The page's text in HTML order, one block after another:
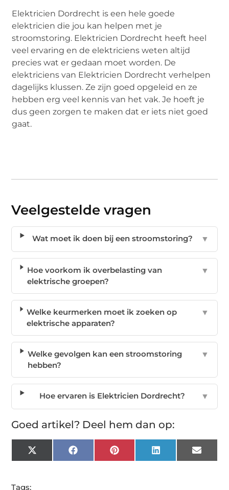
Elektricien Dordrecht is een hele goede
elektricien die jou kan helpen met je
stroomstoring. Elektricien Dordrecht heeft heel
veel ervaring en de elektriciens weten altijd
precies wat er gedaan moet worden. De
elektriciens van Elektricien Dordrecht verhelpen
dagelijks klussen. Ze zijn goed opgeleid en ze
hebben erg veel kennis van het vak. Je hoeft je
dus geen zorgen te maken dat er iets niet goed
gaat.
Veelgestelde vragen
Wat moet ik doen bij een stroomstoring? ▼
Hoe voorkom ik overbelasting van
elektrische groepen?
▼
Welke keurmerken moet ik zoeken op
elektrische apparaten?
▼
Welke gevolgen kan een stroomstoring
hebben?
▼
Hoe ervaren is Elektricien Dordrecht? ▼
Goed artikel? Deel hem dan op:
X
(Twitter)
FacebookPinterest LinkedIn Email
Tags: